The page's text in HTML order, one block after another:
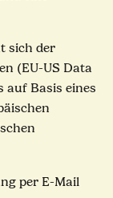
sich der
(EU-US Data
auf Basis eines
per E-Mail